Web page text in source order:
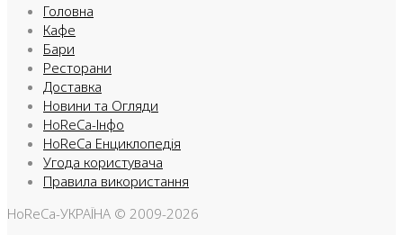
Головна
Кафе
Бари
Ресторани
Доставка
Новини та Огляди
HoReCa-Інфо
HoReCa Енциклопедія
Угода користувача
Правила використання
HoReCa-УКРАЇНА © 2009-2026